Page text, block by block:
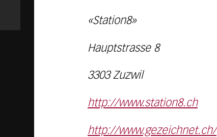
«Station8»
Hauptstrasse 8
3303 Zuzwil
http://www.station8.ch
http://www.gezeichnet.ch/